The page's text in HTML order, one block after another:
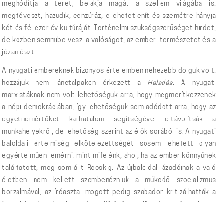
meghódítja a teret, belakja magát a szellem világába is:
megtéveszt, hazudik, cenzúráz, ellehetetlenít és szemétre hányja
két és fél ezer év kultúráját. Történelmi szükségszerűséget hirdet,
de közben semmibe veszi a valóságot, az emberi természetet és a
józan észt.
A nyugati embereknek bizonyos értelemben nehezebb dolguk volt:
hozzájuk nem lánctalpakon érkezett a Haladás. A nyugati
marxistáknak nem volt lehetőségük arra, hogy megmerítkezzenek
a népi demokráciában, így lehetőségük sem adódott arra, hogy az
egyetnemértőket karhatalom segítségével eltávolítsák a
munkahelyekről, de lehetőség szerint az élők sorából is. A nyugati
baloldali értelmiség elkötelezettségét sosem lehetett olyan
egyértelműen lemérni, mint mifelénk, ahol, ha az ember könnyűnek
találtatott, meg sem állt Recskig. Az újbaloldal lázadóinak a való
életben nem kellett szembenézniük a működő szocializmus
borzalmával, az íróasztal mögött pedig szabadon kritizálhatták a